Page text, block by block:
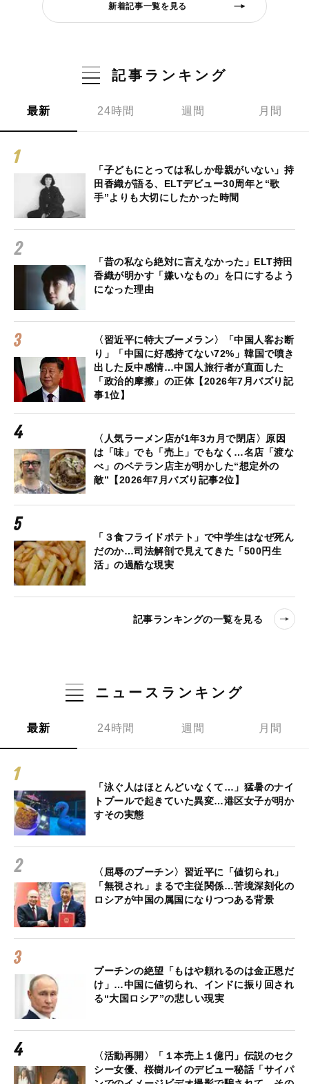
新着記事一覧を見る
記事ランキング
最新 24時間 週間 月間
「子どもにとっては私しか母親がいない」持
田香織が語る、ELTデビュー30周年と“歌
手”よりも大切にしたかった時間
「昔の私なら絶対に言えなかった」ELT持田
香織が明かす「嫌いなもの」を口にするよう
になった理由
〈習近平に特大ブーメラン〉「中国人客お断
り」「中国に好感持てない72%」韓国で噴き
出した反中感情…中国人旅行者が直面した
「政治的摩擦」の正体【2026年7月バズり記
事1位】
〈人気ラーメン店が1年3カ月で閉店〉原因
は「味」でも「売上」でもなく…名店「渡な
べ」のベテラン店主が明かした“想定外の
敵”【2026年7月バズり記事2位】
「３食フライドポテト」で中学生はなぜ死ん
だのか…司法解剖で見えてきた「500円生
活」の過酷な現実
記事ランキングの一覧を見る
ニュースランキング
最新 24時間 週間 月間
「泳ぐ人はほとんどいなくて…」猛暑のナイ
トプールで起きていた異変…港区女子が明か
すその実態
〈屈辱のプーチン〉習近平に「値切られ」
「無視され」まるで主従関係…苦境深刻化の
ロシアが中国の属国になりつつある背景
プーチンの絶望「もはや頼れるのは金正恩だ
け」…中国に値切られ、インドに振り回され
る“大国ロシア”の悲しい現実
〈活動再開〉「１本売上１億円」伝説のセク
シー女優、桜樹ルイのデビュー秘話「サイパ